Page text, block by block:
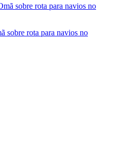
sobre rota para navios no